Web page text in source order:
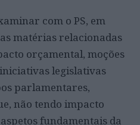
com o PS, em
matérias relacionadas
orçamental, moções
legislativas
parlamentares,
não tendo impacto
fundamentais da